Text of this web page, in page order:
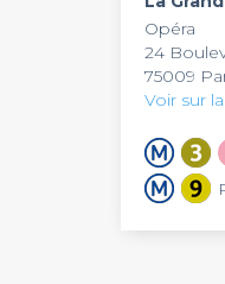
Opéra
24
75009
Voir sur